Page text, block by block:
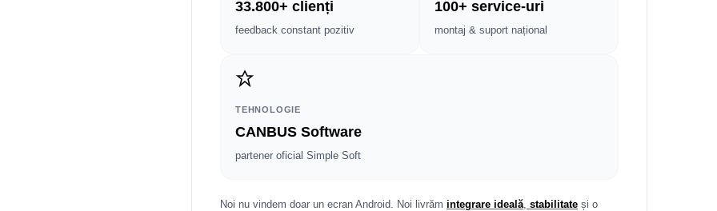
33.800+ clienți
feedback constant pozitiv
100+ service-uri
montaj & suport național
TEHNOLOGIE
CANBUS Software
partener oficial Simple Soft
Noi nu vindem doar un ecran Android. Noi livrăm integrare ideală, stabilitate și o